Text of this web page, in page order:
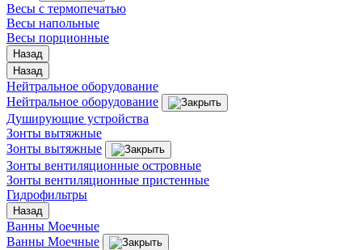
Весы с термопечатью
Весы напольные
Весы порционные
Назад
Назад
Нейтральное оборудование
Нейтральное оборудование
Душирующие устройства
Зонты вытяжные
Зонты вытяжные
Зонты вентиляционные островные
Зонты вентиляционные пристенные
Гидрофильтры
Назад
Ванны Моечные
Ванны Моечные